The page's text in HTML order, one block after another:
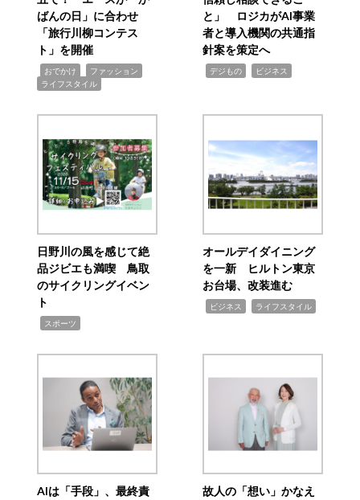
ばんの日」に合わせ
「旅行川柳コンテス
ト」を開催
おでかけ ファッション
ライフスタイル
と」 ロジカがAI事業
者と導入機関の共通指
針案を策定へ
デジもの ビジネス
日野川の風を感じて絶
品ジビエも満喫 鳥取
のサイクリングイベン
ト
スポーツ
オールデイダイニング
を一新 ヒルトン東京
お台場、改装進む
ビジネス ライフスタイル
AIは「手段」、最終責
故人の「想い」かなえ